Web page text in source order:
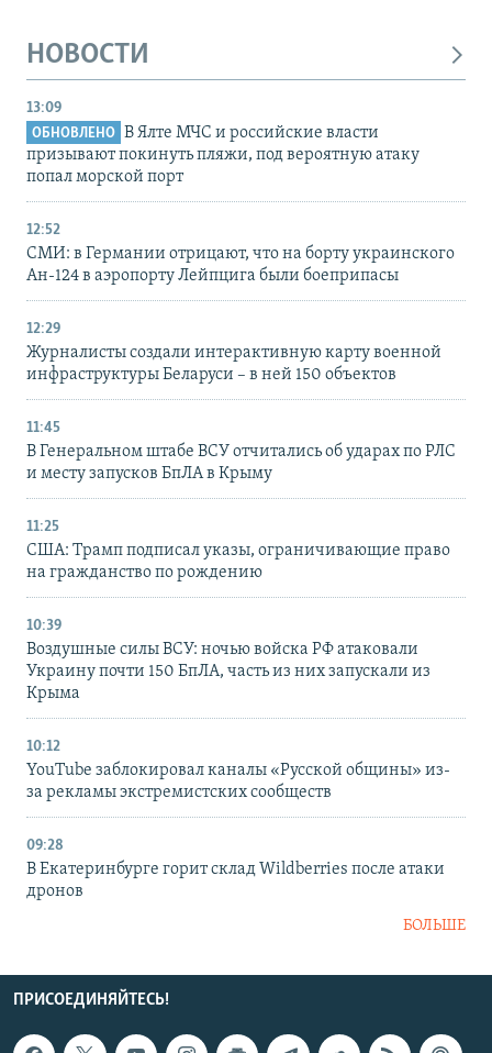
НОВОСТИ
13:09
ОБНОВЛЕНО
В Ялте МЧС и российские власти
призывают покинуть пляжи, под вероятную атаку
попал морской порт
12:52
СМИ: в Германии отрицают, что на борту украинского
Ан-124 в аэропорту Лейпцига были боеприпасы
12:29
Журналисты создали интерактивную карту военной
инфраструктуры Беларуси – в ней 150 объектов
11:45
В Генеральном штабе ВСУ отчитались об ударах по РЛС
и месту запусков БпЛА в Крыму
11:25
США: Трамп подписал указы, ограничивающие право
на гражданство по рождению
10:39
Воздушные силы ВСУ: ночью войска РФ атаковали
Украину почти 150 БпЛА, часть из них запускали из
Крыма
10:12
YouTube заблокировал каналы «Русской общины» из-
за рекламы экстремистских сообществ
09:28
В Екатеринбурге горит склад Wildberries после атаки
дронов
БОЛЬШЕ
ПРИСОЕДИНЯЙТЕСЬ!